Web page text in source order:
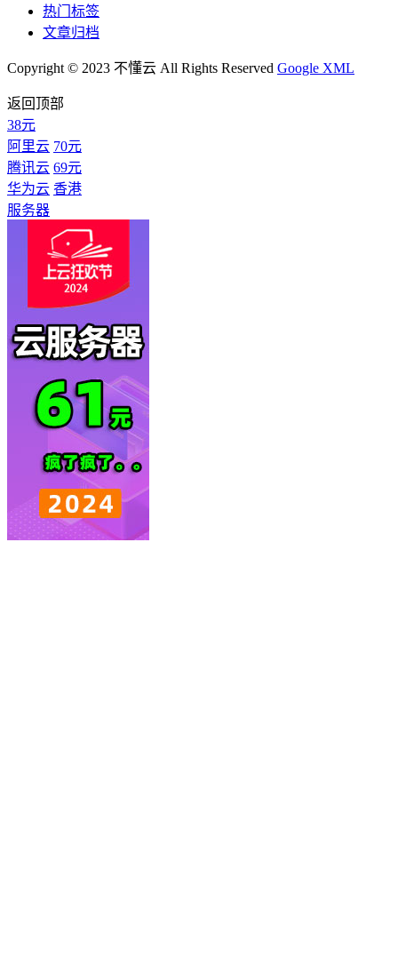
热门标签
文章归档
Copyright © 2023 不懂云 All Rights Reserved Google XML
返回顶部
38元
阿里云 70元
腾讯云 69元
华为云 香港
服务器